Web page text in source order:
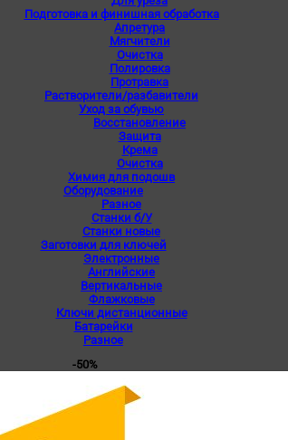
Подготовка и финишная обработка
Апретура
Мягчители
Очистка
Полировка
Протравка
Растворители/разбавители
Уход за обувью
Восстановление
Защита
Крема
Очистка
Химия для подошв
Оборудование
Разное
Станки б/У
Станки новые
Заготовки для ключей
Электронные
Английские
Вертикальные
Флажковые
Ключи дистанционные
Батарейки
Разное
-50%